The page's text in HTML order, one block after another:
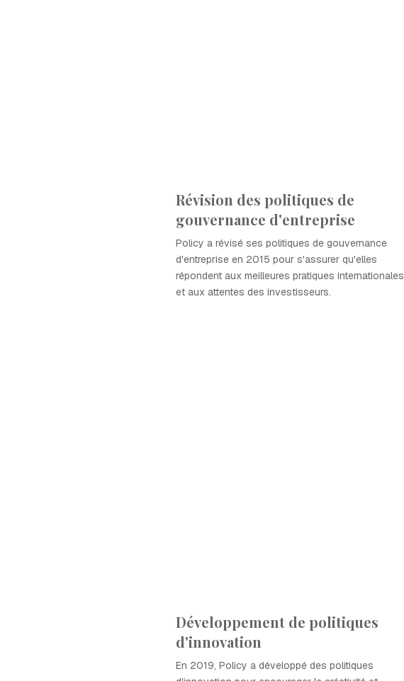
Révision des politiques de
gouvernance d'entreprise
Policy a révisé ses politiques de gouvernance
d'entreprise en 2015 pour s'assurer qu'elles
répondent aux meilleures pratiques internationales
et aux attentes des investisseurs.
Développement de politiques
d'innovation
En 2019, Policy a développé des politiques